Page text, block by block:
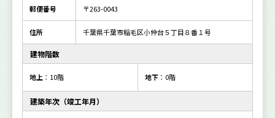
郵便番号 〒263-0043
住所 千葉県千葉市稲毛区小仲台５丁目８番１号
建物階数
地上 ：10階 地下：0階
建築年次（竣工年月）